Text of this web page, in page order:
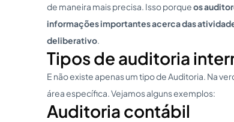
de maneira mais precisa. Isso porqueos
informações importantes acerca das
deliberativo.
Tipos de auditoria
E não existe apenas um tipo de Auditoria. Na
área específica. Vejamos alguns exemplos:
Auditoria contábil